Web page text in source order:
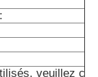
veuillez